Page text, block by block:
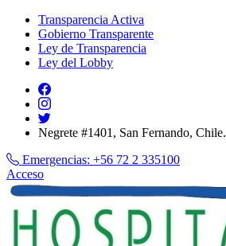
Transparencia Activa
Gobierno Transparente
Ley de Transparencia
Ley del Lobby
Negrete #1401, San Fernando, Chile.
Emergencias: +56 72 2 335100
Acceso